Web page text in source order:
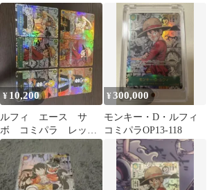
ル(コミパラ)) OP11-11
¥ 10,200
ルフィ エース サ
ボ コミパラ レッド
パラレル 観賞用 盗
難防止用 6枚
¥300,000
モンキー・D・ルフィ
コミパラOP13-118